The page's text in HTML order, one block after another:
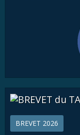
BREVET 2026